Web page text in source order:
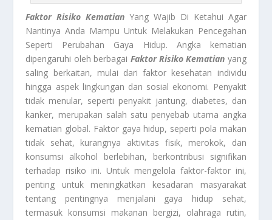
Faktor Risiko Kematian Yang Wajib Di Ketahui Agar
Nantinya Anda Mampu Untuk Melakukan Pencegahan
Seperti Perubahan Gaya Hidup. Angka kematian
dipengaruhi oleh berbagai Faktor Risiko Kematian yang
saling berkaitan, mulai dari faktor kesehatan individu
hingga aspek lingkungan dan sosial ekonomi. Penyakit
tidak menular, seperti penyakit jantung, diabetes, dan
kanker, merupakan salah satu penyebab utama angka
kematian global. Faktor gaya hidup, seperti pola makan
tidak sehat, kurangnya aktivitas fisik, merokok, dan
konsumsi alkohol berlebihan, berkontribusi signifikan
terhadap risiko ini. Untuk mengelola faktor-faktor ini,
penting untuk meningkatkan kesadaran masyarakat
tentang pentingnya menjalani gaya hidup sehat,
termasuk konsumsi makanan bergizi, olahraga rutin,